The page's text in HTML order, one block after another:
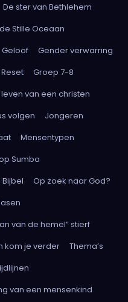
De ster van Bethlehem
Stille Oceaan
Geloof
Gender verwarring
Groep 7-8
leven van een christen
volgen
Jongeren
Mensentypen
Sumba
Op zoek naar God?
van de hemel” stierf
kom je verder
Thema’s
van een mensenkind